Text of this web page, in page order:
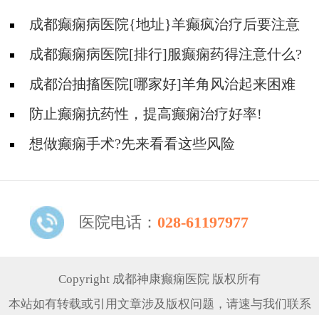
成都癫痫病医院{地址}羊癫疯治疗后要注意
什么?成都癫痫病医院[排行]服癫痫药得注意什么?
成都治抽搐医院[哪家好]羊角风治起来困难
吗？防止癫痫抗药性，提高癫痫治疗好率!
想做癫痫手术?先来看看这些风险
医院电话： 028-61197977
Copyright 成都神康癫痫医院 版权所有
本站如有转载或引用文章涉及版权问题，请速与我们联系